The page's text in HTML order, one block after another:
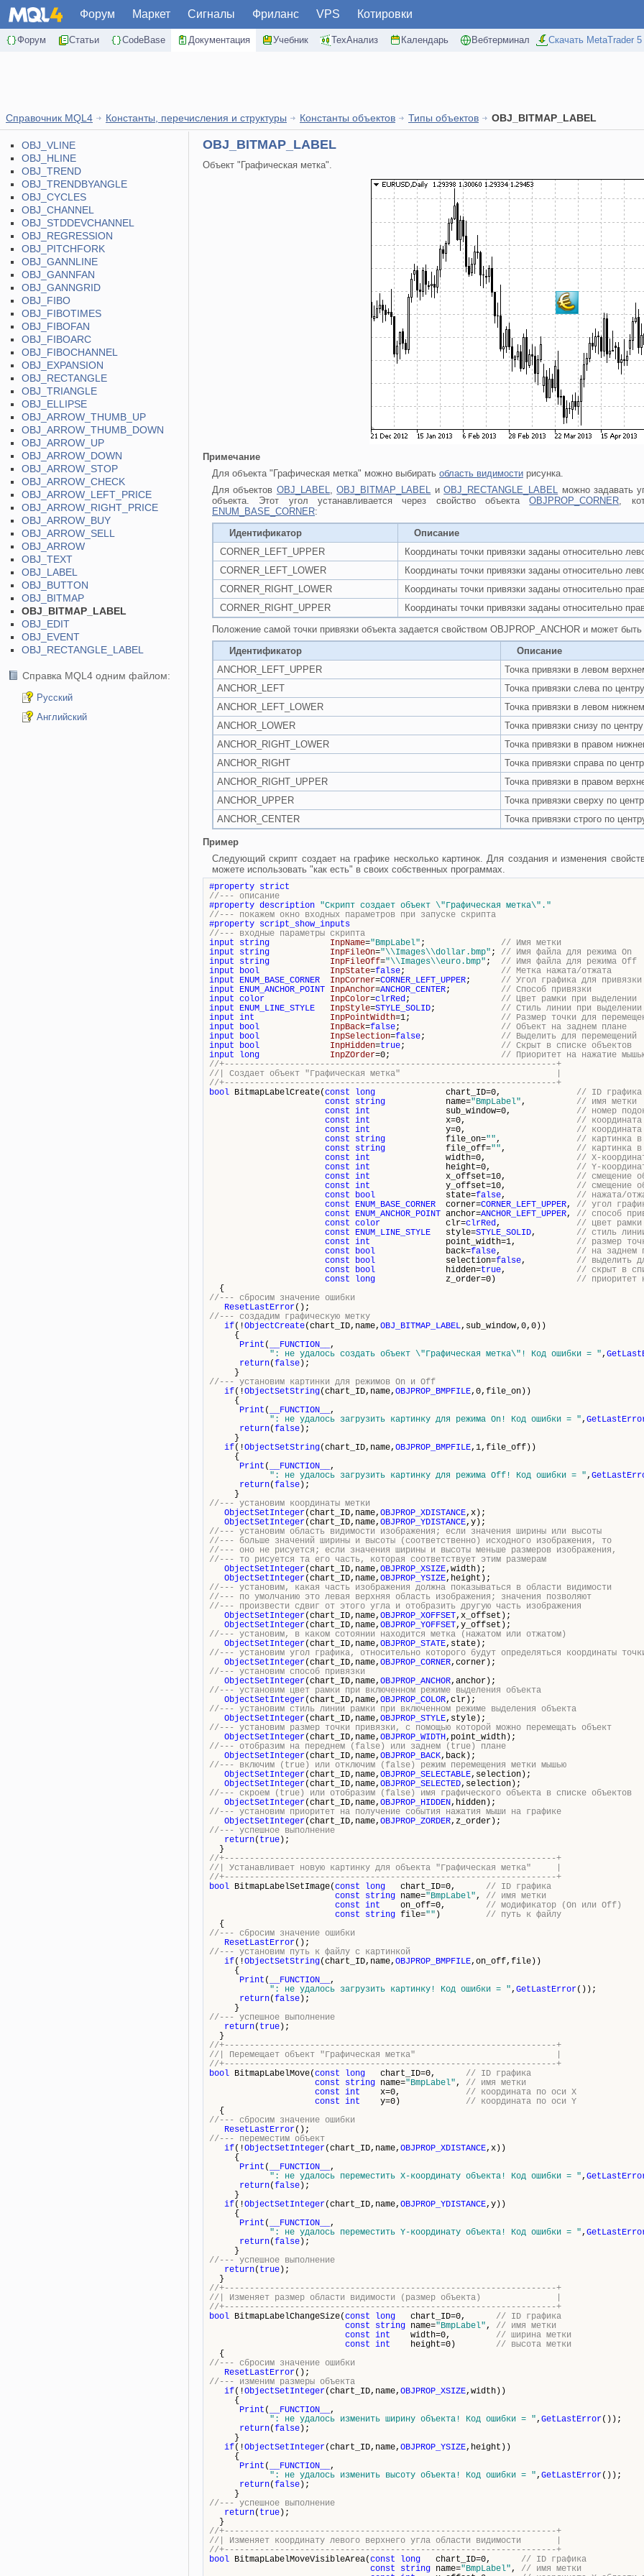
Форум Маркет Сигналы Фриланс VPS Котировки
Форум Статьи CodeBase Документация Учебник ТехАнализ Календарь Вебтерминал Скачать MetaTrader 5
Справочник MQL4 Константы, перечисления и структуры Константы объектов Типы объектов OBJ_BITMAP_LABEL
OBJ_VLINE
OBJ_HLINE
OBJ_TREND
OBJ_TRENDBYANGLE
OBJ_CYCLES
OBJ_CHANNEL
OBJ_STDDEVCHANNEL
OBJ_REGRESSION
OBJ_PITCHFORK
OBJ_GANNLINE
OBJ_GANNFAN
OBJ_GANNGRID
OBJ_FIBO
OBJ_FIBOTIMES
OBJ_FIBOFAN
OBJ_FIBOARC
OBJ_FIBOCHANNEL
OBJ_EXPANSION
OBJ_RECTANGLE
OBJ_TRIANGLE
OBJ_ELLIPSE
OBJ_ARROW_THUMB_UP
OBJ_ARROW_THUMB_DOWN
OBJ_ARROW_UP
OBJ_ARROW_DOWN
OBJ_ARROW_STOP
OBJ_ARROW_CHECK
OBJ_ARROW_LEFT_PRICE
OBJ_ARROW_RIGHT_PRICE
OBJ_ARROW_BUY
OBJ_ARROW_SELL
OBJ_ARROW
OBJ_TEXT
OBJ_LABEL
OBJ_BUTTON
OBJ_BITMAP
OBJ_BITMAP_LABEL
OBJ_EDIT
OBJ_EVENT
OBJ_RECTANGLE_LABEL
Справка MQL4 одним файлом:
Русский
Английский
OBJ_BITMAP_LABEL
Объект "Графическая метка".
Примечание
Для объекта "Графическая метка" можно выбирать область видимости рисунка.
Для объектов OBJ_LABEL,OBJ_BITMAP_LABEL иOBJ_RECTANGLE_LABEL можно задавать
объекта. Этот угол устанавливается через свойство объектаOBJPROP_CORNER,
ENUM_BASE_CORNER:
Идентификатор
Описание
CORNER_LEFT_UPPER
Координаты точки привязки заданы относительно
CORNER_LEFT_LOWER
Координаты точки привязки заданы относительно
CORNER_RIGHT_LOWER
Координаты точки привязки заданы относительно
CORNER_RIGHT_UPPER
Координаты точки привязки заданы относительно
Положение самой точки привязки объекта задается свойством OBJPROP_ANCHOR и может
Идентификатор
Описание
ANCHOR_LEFT_UPPER
Точка привязки в левом
ANCHOR_LEFT
Точка привязки слева по центру
ANCHOR_LEFT_LOWER
Точка привязки в левом
ANCHOR_LOWER
Точка привязки снизу по центру
ANCHOR_RIGHT_LOWER
Точка привязки в правом
ANCHOR_RIGHT
Точка привязки справа по
ANCHOR_RIGHT_UPPER
Точка привязки в правом
ANCHOR_UPPER
Точка привязки сверху по
ANCHOR_CENTER
Точка привязки строго по
Пример
Следующий скрипт создает на графике несколько картинок. Для создания и изменения
можете использовать "как есть" в своих собственных программах.
#property strict
//--- описание
#property description "Скрипт создает объект \"Графическая метка\"."
//--- покажем окно входных параметров при запуске скрипта
#property script_show_inputs
//--- входные параметры скрипта
input
string InpName="BmpLabel" ; // Имя метки
input
string InpFileOn="\\Images\\dollar.bmp" ; // Имя файла для режима On
input
string InpFileOff="\\Images\\euro.bmp" ; // Имя файла для режима Off
input
bool InpState=false; // Метка нажата/отжата
input
ENUM_BASE_CORNER InpCorner=CORNER_LEFT_UPPER; // Угол графика для привязки
input
ENUM_ANCHOR_POINT InpAnchor=ANCHOR_CENTER; // Способ привязки
input color InpColor=clrRed; // Цвет рамки при выделении
input
ENUM_LINE_STYLE InpStyle=STYLE_SOLID; // Стиль линии при выделении
input int InpPointWidth=1; // Размер точки для
input
bool InpBack=false; // Объект на заднем плане
input
bool InpSelection=false; // Выделить для перемещений
input
bool InpHidden=true; // Скрыт в списке объектов
input
long InpZOrder=0; // Приоритет на нажатие
//+------------------------------------------------------------------+
//| Создает объект "Графическая метка" |
//+------------------------------------------------------------------+
bool BitmapLabelCreate(const long chart_ID=0, // ID графика
const
string name="BmpLabel", // имя метки
const int sub_window=0, // номер
const int x=0, //
const int y=0, //
const
string file_on="", // картинка в
const
string file_off="", // картинка
const int width=0, // X-
const int height=0, // Y-
const int x_offset=10, // смещение
const int y_offset=10, // смещение
const
bool state=false, // нажата/
const
ENUM_BASE_CORNER corner=CORNER_LEFT_UPPER, // угол
const
ENUM_ANCHOR_POINT anchor=ANCHOR_LEFT_UPPER, // способ
const color clr=clrRed, // цвет рамки
const
ENUM_LINE_STYLE style=STYLE_SOLID, // стиль
const int point_width=1, // размер
const
bool back=false, // на заднем
const
bool selection=false, // выделить
const
bool hidden=true, // скрыт в
const
long z_order=0) // приоритет
{
//--- сбросим значение ошибки
ResetLastError();
//--- создадим графическую метку
if(!ObjectCreate(chart_ID,name, OBJ_BITMAP_LABEL,sub_window,0,0))
{
Print ( __FUNCTION__ ,
": не удалось создать объект \"Графическая метка\"! Код ошибки = ",
return(false );
}
//--- установим картинки для режимов On и Off
if(!ObjectSetString(chart_ID,name, OBJPROP_BMPFILE,0,file_on))
{
Print ( __FUNCTION__ ,
": не удалось загрузить картинку для режима On! Код ошибки = ",
return(false );
}
if(!ObjectSetString(chart_ID,name, OBJPROP_BMPFILE,1,file_off))
{
Print ( __FUNCTION__ ,
": не удалось загрузить картинку для режима Off! Код ошибки = ",
return(false );
}
//--- установим координаты метки
ObjectSetInteger(chart_ID,name, OBJPROP_XDISTANCE,x);
ObjectSetInteger(chart_ID,name, OBJPROP_YDISTANCE,y);
//--- установим область видимости изображения; если значения ширины или высоты
//--- больше значений ширины и высоты (соответственно) исходного изображения, то
//--- оно не рисуется; если значения ширины и высоты меньше размеров изображения,
//--- то рисуется та его часть, которая соответствует этим размерам
ObjectSetInteger(chart_ID,name, OBJPROP_XSIZE,width);
ObjectSetInteger(chart_ID,name, OBJPROP_YSIZE,height);
//--- установим, какая часть изображения должна показываться в области видимости
//--- по умолчанию это левая верхняя область изображения; значения позволяют
//--- произвести сдвиг от этого угла и отобразить другую часть изображения
ObjectSetInteger(chart_ID,name, OBJPROP_XOFFSET,x_offset);
ObjectSetInteger(chart_ID,name, OBJPROP_YOFFSET,y_offset);
//--- установим, в каком сотоянии находится метка (нажатом или отжатом)
ObjectSetInteger(chart_ID,name, OBJPROP_STATE,state);
//--- установим угол графика, относительно которого будут определяться координаты
ObjectSetInteger(chart_ID,name, OBJPROP_CORNER,corner);
//--- установим способ привязки
ObjectSetInteger(chart_ID,name, OBJPROP_ANCHOR,anchor);
//--- установим цвет рамки при включенном режиме выделения объекта
ObjectSetInteger(chart_ID,name, OBJPROP_COLOR,clr);
//--- установим стиль линии рамки при включенном режиме выделения объекта
ObjectSetInteger(chart_ID,name, OBJPROP_STYLE,style);
//--- установим размер точки привязки, с помощью которой можно перемещать объект
ObjectSetInteger(chart_ID,name, OBJPROP_WIDTH,point_width);
//--- отобразим на переднем (false) или заднем (true) плане
ObjectSetInteger(chart_ID,name, OBJPROP_BACK,back);
//--- включим (true) или отключим (false) режим перемещения метки мышью
ObjectSetInteger(chart_ID,name, OBJPROP_SELECTABLE,selection);
ObjectSetInteger(chart_ID,name, OBJPROP_SELECTED,selection);
//--- скроем (true) или отобразим (false) имя графического объекта в списке объектов
ObjectSetInteger(chart_ID,name, OBJPROP_HIDDEN,hidden);
//--- установим приоритет на получение события нажатия мыши на графике
ObjectSetInteger(chart_ID,name, OBJPROP_ZORDER,z_order);
//--- успешное выполнение
return( true );
}
//+------------------------------------------------------------------+
//| Устанавливает новую картинку для объекта "Графическая метка" |
//+------------------------------------------------------------------+
bool BitmapLabelSetImage(const long chart_ID=0, // ID графика
const
string name="BmpLabel", // имя метки
const int on_off=0, // модификатор (On или Off)
const
string file="" ) // путь к файлу
{
//--- сбросим значение ошибки
ResetLastError();
//--- установим путь к файлу с картинкой
if(!ObjectSetString(chart_ID,name, OBJPROP_BMPFILE,on_off,file))
{
Print ( __FUNCTION__ ,
": не удалось загрузить картинку! Код ошибки = ", GetLastError());
return(false );
}
//--- успешное выполнение
return( true );
}
//+------------------------------------------------------------------+
//| Перемещает объект "Графическая метка" |
//+------------------------------------------------------------------+
bool BitmapLabelMove(const long chart_ID=0, // ID графика
const
string name="BmpLabel", // имя метки
const int x=0, // координата по оси X
const int y=0) // координата по оси Y
{
//--- сбросим значение ошибки
ResetLastError();
//--- переместим объект
if(!ObjectSetInteger(chart_ID,name, OBJPROP_XDISTANCE,x))
{
Print ( __FUNCTION__ ,
": не удалось переместить X-координату объекта! Код ошибки = ",
return(false );
}
if(!ObjectSetInteger(chart_ID,name, OBJPROP_YDISTANCE,y))
{
Print ( __FUNCTION__ ,
": не удалось переместить Y-координату объекта! Код ошибки = ",
return(false );
}
//--- успешное выполнение
return( true );
}
//+------------------------------------------------------------------+
//| Изменяет размер области видимости (размер объекта) |
//+------------------------------------------------------------------+
bool BitmapLabelChangeSize(const long chart_ID=0, // ID графика
const
string name="BmpLabel", // имя метки
const int width=0, // ширина метки
const int height=0) // высота метки
{
//--- сбросим значение ошибки
ResetLastError();
//--- изменим размеры объекта
if(!ObjectSetInteger(chart_ID,name, OBJPROP_XSIZE,width))
{
Print ( __FUNCTION__ ,
": не удалось изменить ширину объекта! Код ошибки = ", GetLastError());
return(false );
}
if(!ObjectSetInteger(chart_ID,name, OBJPROP_YSIZE,height))
{
Print ( __FUNCTION__ ,
": не удалось изменить высоту объекта! Код ошибки = ", GetLastError());
return(false );
}
//--- успешное выполнение
return( true );
}
//+------------------------------------------------------------------+
//| Изменяет координату левого верхнего угла области видимости |
//+------------------------------------------------------------------+
bool BitmapLabelMoveVisibleArea(const long chart_ID=0, // ID графика
const
string name="BmpLabel", // имя метки